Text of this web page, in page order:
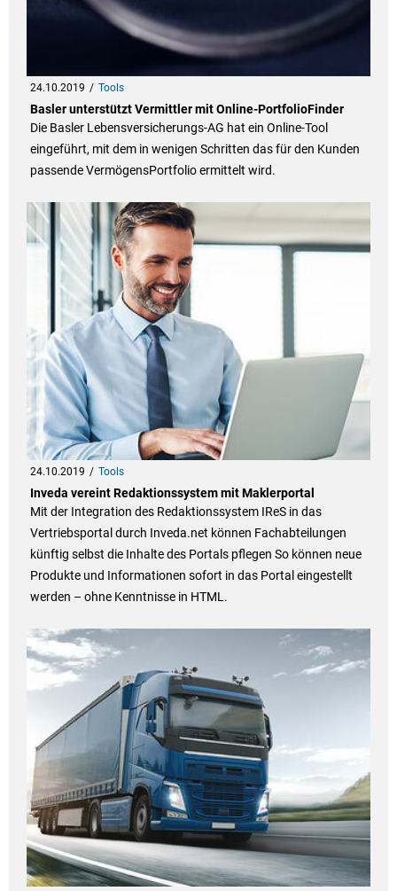
24.10.2019 Tools
Basler unterstützt Vermittler mit Online-PortfolioFinder
Die Basler Lebensversicherungs-AG hat ein Online-Tool
eingeführt, mit dem in wenigen Schritten das für den Kunden
passende VermögensPortfolio ermittelt wird.
24.10.2019 Tools
Inveda vereint Redaktionssystem mit Maklerportal
Mit der Integration des Redaktionssystem IReS in das
Vertriebsportal durch Inveda.net können Fachabteilungen
künftig selbst die Inhalte des Portals pflegen So können neue
Produkte und Informationen sofort in das Portal eingestellt
werden – ohne Kenntnisse in HTML.